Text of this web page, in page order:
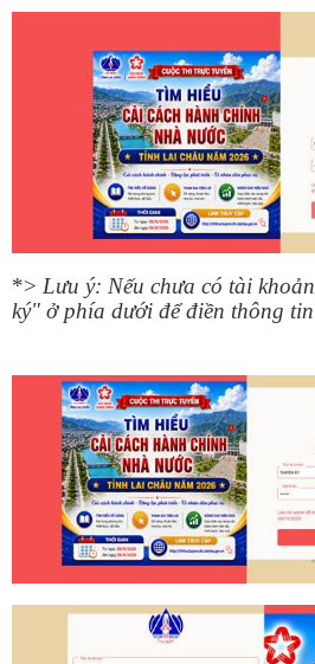
*> Lưu ý: Nếu chưa có tài
ký" ở phía dưới để điền thông